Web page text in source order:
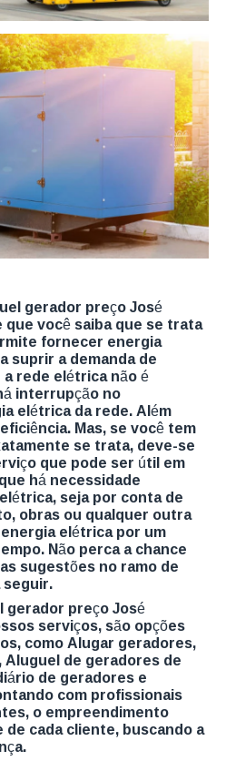
gerador preço José
você saiba que se trata
fornecer energia
suprir a demanda de
rede elétrica não é
interrupção no
elétrica da rede. Além
Mas, se você tem
se trata, deve-se
que pode ser útil em
há necessidade
seja por conta de
obras ou qualquer outra
elétrica por um
Não perca a chance
sugestões no ramo de
preço José
serviços, são opções
como Alugar geradores,
de geradores de
de geradores e
com profissionais
o empreendimento
cada cliente, buscando a